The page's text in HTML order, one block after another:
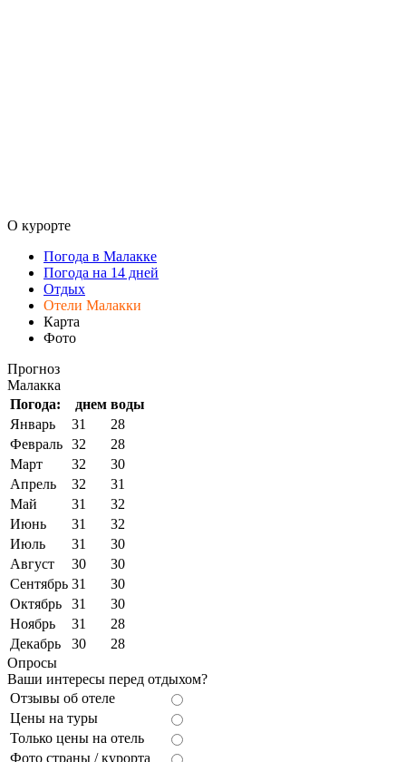
О курорте
Погода в Малакке
Погода на 14 дней
Отдых
Отели Малакки
Карта
Фото
Прогноз
Малакка
Погода:
днем воды
Январь
31
28
Февраль 32
28
Март
32
30
Апрель
32
31
Май
31
32
Июнь
31
32
Июль
31
30
Август
30
30
Сентябрь 31
30
Октябрь
31
30
Ноябрь
31
28
Декабрь
30
28
Опросы
Ваши интересы перед отдыхом?
Отзывы об отеле
Цены на туры
Только цены на отель
Фото страны / курорта